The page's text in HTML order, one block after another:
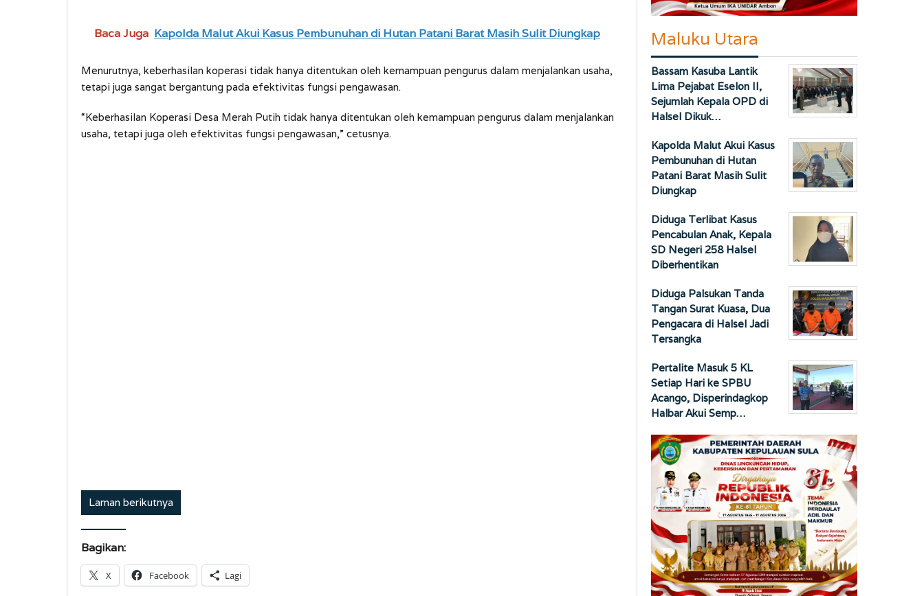
Baca Juga Kapolda Malut Akui Kasus Pembunuhan di Hutan Patani Barat Masih Sulit Diungkap
Menurutnya, keberhasilan koperasi tidak hanya ditentukan oleh kemampuan pengurus dalam menjalankan usaha,
tetapi juga sangat bergantung pada efektivitas fungsi pengawasan.
“Keberhasilan Koperasi Desa Merah Putih tidak hanya ditentukan oleh kemampuan pengurus dalam menjalankan
usaha, tetapi juga oleh efektivitas fungsi pengawasan,” cetusnya.
Laman berikutnya
Bagikan:
X Facebook Lagi
Maluku Utara
Bassam Kasuba Lantik
Lima Pejabat Eselon II,
Sejumlah Kepala OPD di
Halsel Dikuk…
Kapolda Malut Akui Kasus
Pembunuhan di Hutan
Patani Barat Masih Sulit
Diungkap
Diduga Terlibat Kasus
Pencabulan Anak, Kepala
SD Negeri 258 Halsel
Diberhentikan
Diduga Palsukan Tanda
Tangan Surat Kuasa, Dua
Pengacara di Halsel Jadi
Tersangka
Pertalite Masuk 5 KL
Setiap Hari ke SPBU
Acango, Disperindagkop
Halbar Akui Semp…